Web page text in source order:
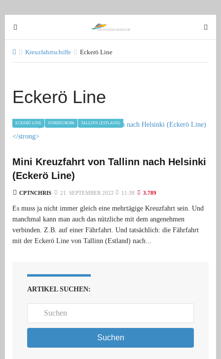
T
o
g
g
n
v
a
i
o
n
T
o
g
v
a
Kreuzfahrtschiffe Eckerö Line
Eckerö Line
ECKERÖ LINE NORDEUROPA TALLINN (ESTLAND)
Mini Kreuzfahrt von Tallinn nach Helsinki
(Eckerö Line)
CPTNCHRIS 21. SEPTEMBER 2022 11:38 3.789
Es muss ja nicht immer gleich eine mehrtägige Kreuzfahrt sein. Und
manchmal kann man auch das nützliche mit dem angenehmen
verbinden. Z.B. auf einer Fährfahrt. Und tatsächlich: die Fährfahrt
mit der Eckerö Line von Tallinn (Estland) nach...
ARTIKEL SUCHEN:
Suchen